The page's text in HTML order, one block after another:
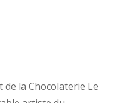
de la Chocolaterie Le